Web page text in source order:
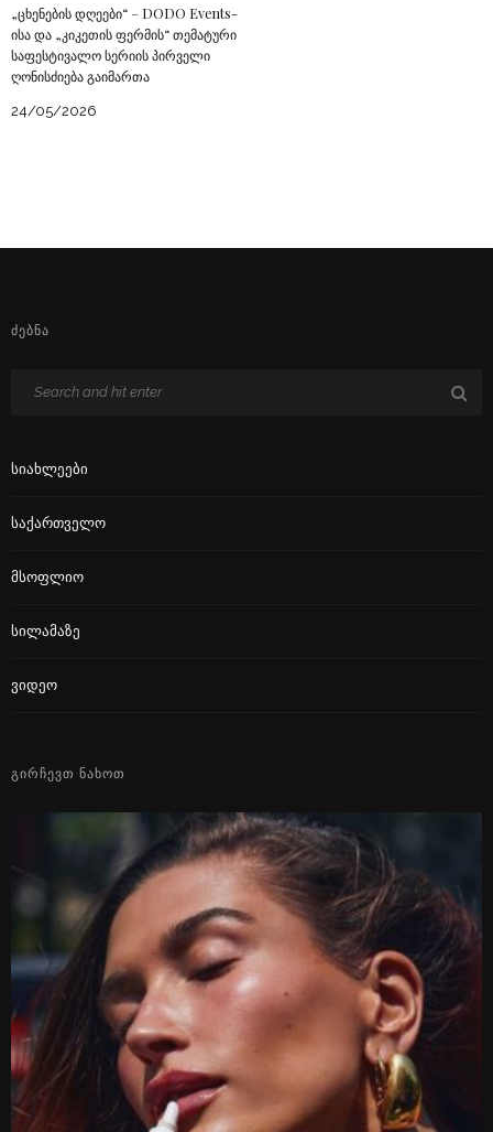
„ცხენების დღეები“ – DODO Events-
ისა და „კიკეთის ფერმის“ თემატური
საფესტივალო სერიის პირველი
ღონისძიება გაიმართა
24/05/2026
ᲫᲔᲑᲜᲐ
Სიახლეები
Საქართველო
Მსოფლიო
Სილამაზე
Ვიდეო
ᲒᲘᲠᲩᲔᲕᲗ ᲜᲐᲮᲝᲗ